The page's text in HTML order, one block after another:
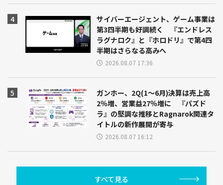
サイバーエージェント、ゲーム事業は
第3四半期も好調続く 『エンドレス
ラグナロク』と『ホロドリ』で第4四
半期はさらなる高みへ
2026.08.07 17:36
ガンホー、2Q(1～6月)決算は売上高
2％増、営業益27％増に 『パズド
ラ』の堅調な推移とRagnarok関連タ
イトルの新作展開が寄与
2026.08.07 16:12
すべて見る